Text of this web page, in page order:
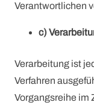
Verantwortlichen
c)
Verarbeitung ist
Verfahren
Vorgangsreihe im